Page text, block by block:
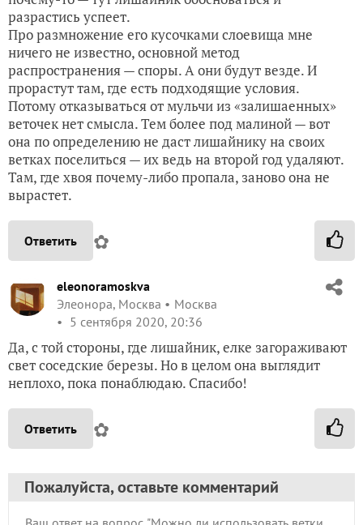
разрастись успеет.
Про размножение его кусочками слоевища мне
ничего не известно, основной метод
распространения — споры. А они будут везде. И
прорастут там, где есть подходящие условия.
Потому отказываться от мульчи из «залишаенных»
веточек нет смысла. Тем более под малиной — вот
она по определению не даст лишайнику на своих
ветках поселиться — их ведь на второй год удаляют.
Там, где хвоя почему-либо пропала, заново она не
вырастет.
Ответить ✿
eleonoramoskva
Элеонора, Москва
Москва
5 сентября 2020, 20:36
Да, с той стороны, где лишайник, елке загораживают
свет соседские березы. Но в целом она выглядит
неплохо, пока понаблюдаю. Спасибо!
Ответить ✿
Пожалуйста, оставьте комментарий